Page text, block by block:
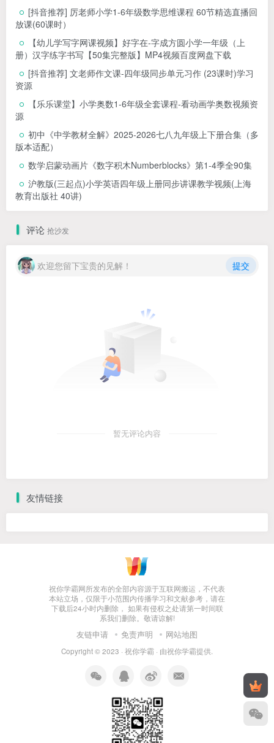
[抖音推荐] 厉老师小学1-6年级数学思维课程 60节精选直播回
放课(60课时）
【幼儿学写字网课视频】好字在-字成方圆小学一年级（上
册）汉字练字书写【50集完整版】MP4视频百度网盘下载
[抖音推荐] 文老师作文课-四年级同步单元习作 (23课时)学习
资源
【乐乐课堂】小学奥数1-6年级全套课程-看动画学奥数视频资
源
初中《中学教材全解》2025-2026七八九年级上下册合集（多
版本适配）
数学启蒙动画片《数字积木Numberblocks》第1-4季全90集
沪教版(三起点)小学英语四年级上册同步讲课教学视频(上海
教育出版社 40讲)
评论 抢沙发
欢迎您留下宝贵的见解！ 提交
暂无评论内容
友情链接
祝你学霸网所发布的全部内容源于互联网搬运，不代表
本站立场，仅限于小范围内传播学习和文献参考，请在
下载后24小时内删除， 如果有侵权之处请第一时间联
系我们删除。敬请谅解!
友链申请 免责声明 网站地图
Copyright © 2023 · 祝你学霸 · 由祝你学霸提供.